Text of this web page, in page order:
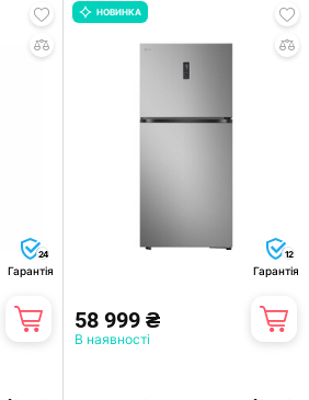
24
Гарантія
НОВИНКА
12
Гарантія
58 999 ₴
В наявності